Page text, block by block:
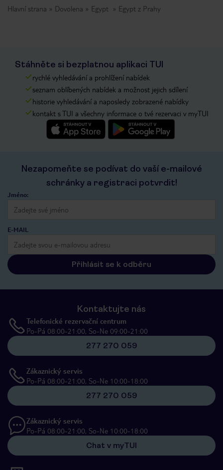
Hlavní strana Dovolena Egypt Egypt z Prahy
Stáhněte si bezplatnou aplikaci TUI
rychlé vyhledávání a prohlížení nabídek
seznam oblíbených nabídek a možnost jejich sdílení
historie vyhledávání a naposledy zobrazené nabídky
kontakt s TUI a všechny informace o tvé rezervaci v myTUI
Nezapomeňte se podívat do vaší e-mailové
schránky a registraci potvrdit!
Jméno:
E-MAIL
Přihlásit se k odběru
Kontaktujte nás
Telefonické rezervační centrum
Po-Pá 08:00-21:00, So-Ne 09:00-21:00
277 270 059
Zákaznický servis
Po-Pá 08:00-21:00, So-Ne 10:00-18:00
277 270 059
Zákaznický servis
Po-Pá 08:00-21:00, So-Ne 10:00-18:00
Chat v myTUI